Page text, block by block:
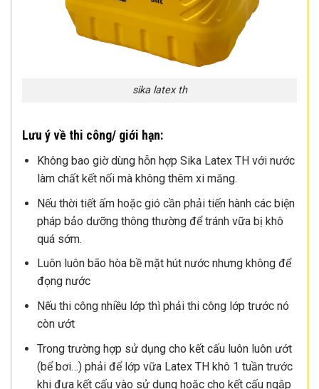
sika latex th
Lưu ý về thi công/ giới hạn:
Không bao giờ dùng hỗn hợp Sika Latex TH với nước
làm chất kết nối mà không thêm xi măng.
Nếu thời tiết ấm hoặc gió cần phải tiến hành các biện
pháp bảo dưỡng thông thường để tránh vữa bị khô
quá sớm.
Luôn luôn bão hòa bề mặt hút nước nhưng không để
đọng nước
Nếu thi công nhiều lớp thì phải thi công lớp trước nó
còn ướt
Trong trường hợp sử dụng cho kết cấu luôn luôn ướt
(bể bơi…) phải để lớp vữa Latex TH khô 1 tuần trước
khi đưa kết cấu vào sử dụng hoặc cho kết cấu ngập